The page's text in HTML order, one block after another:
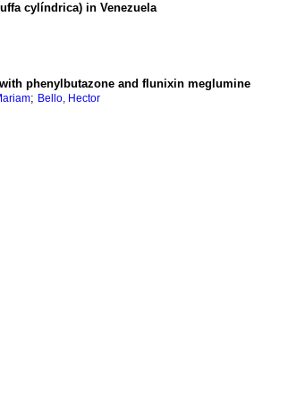
cylíndrica) in Venezuela
phenylbutazone and flunixin meglumine
; Bello, Hector